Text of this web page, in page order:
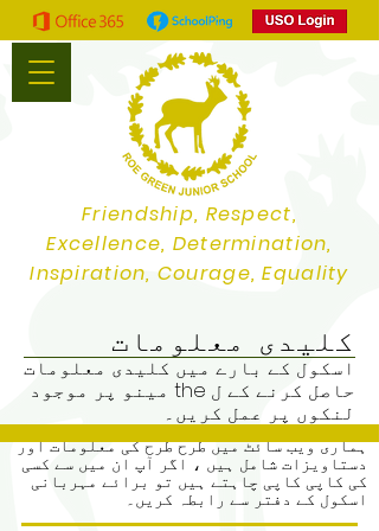
Friendship, Respect,
Excellence, Determination,
Inspiration, Courage, Equality
کلیدی معلومات
اسکول کے بارے میں کلیدی معلومات
حاصل کرنے کے ل the مینو پر موجود
لنکوں پر عمل کریں۔
ہماری ویب سائٹ میں طرح طرح کی معلومات اور
دستاویزات شامل ہیں ، اگر آپ ان میں سے کسی
کی کاپی کاپی چاہتے ہیں تو برائے مہربانی
اسکول کے دفتر سے رابطہ کریں۔